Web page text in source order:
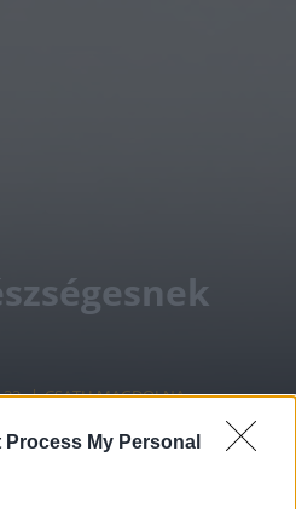
Process My Personal
22. CSATH MAGDOLNA